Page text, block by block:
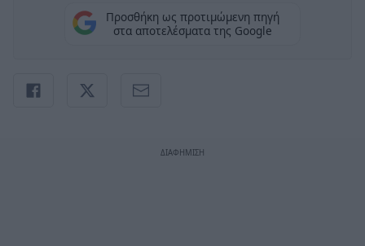
Προσθήκη ως προτιμώμενη πηγή
στα αποτελέσματα της Google